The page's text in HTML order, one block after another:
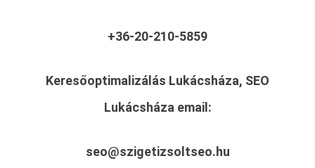
+36-20-210-5859
Keresőoptimalizálás Lukácsháza, SEO
Lukácsháza email:
seo@szigetizsoltseo.hu